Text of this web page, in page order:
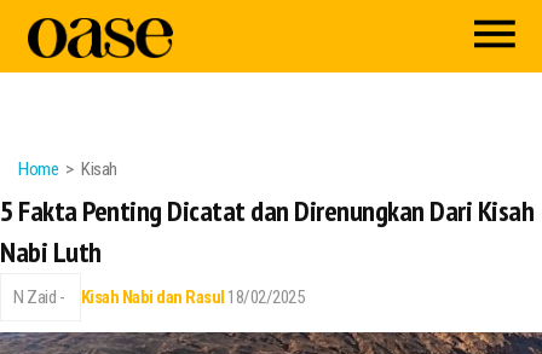
Home Kisah
5 Fakta Penting Dicatat dan Direnungkan Dari Kisah
Nabi Luth
N Zaid - Kisah Nabi dan Rasul 18/02/2025